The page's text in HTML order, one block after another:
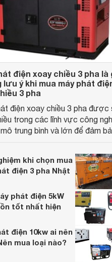
điện xoay chiều 3 pha là
lưu ý khi mua máy phát
3 pha
điện xoay chiều 3 pha được
trong các lĩnh vực công
trung bình và lớn để đảm
khi chọn mua
điện 3 pha Nhật
phát điện 5kW
tốt nhất hiện
điện 10kw ai nên
mua loại nào?